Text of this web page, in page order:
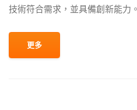
技術符合需求，並具備創新能力
更多